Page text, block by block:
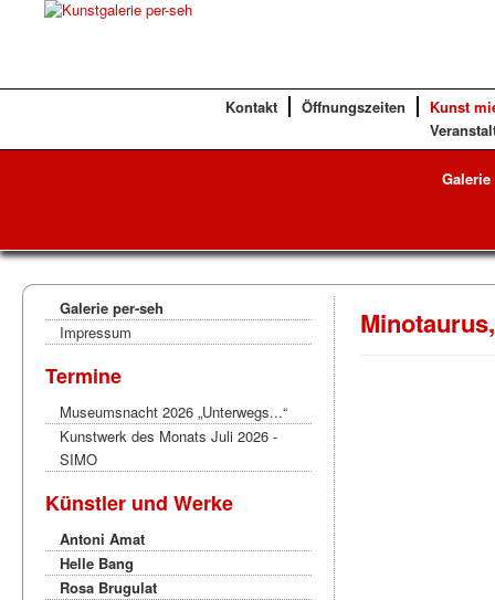
Kontakt Öffnungszeiten
Kunst
Galerie per-seh
Impressum
Termine
Museumsnacht 2026 „Unterwegs...“
Kunstwerk des Monats Juli 2026 -
SIMO
Künstler und Werke
Antoni Amat
Helle Bang
Rosa Brugulat